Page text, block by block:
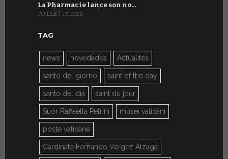
La Pharmacie lance son no…
JUILLET 17, 2026
TAG
news novedades Actualités
santo del giorno saint of the day
santo del día saint du jour
Suor Raffaella Petrini musei vaticani
poste vaticane
Cardinale Fernando Vérgez Alzaga